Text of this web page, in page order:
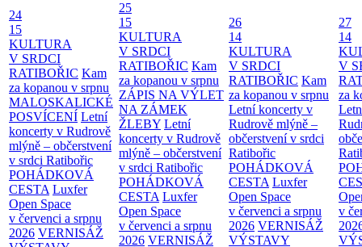
24
15
KULTURA
V SRDCI
RATIBOŘIC Kam
za kopanou v srpnu
MALOSKALICKÉ
POSVÍCENÍ Letní
koncerty v Rudrově
mlýně – občerstvení
v srdci Ratibořic
POHÁDKOVÁ
CESTA Luxfer
Open Space
v červenci a srpnu
2026 VERNISÁŽ
25
15
KULTURA
V SRDCI
RATIBOŘIC Kam
za kopanou v srpnu
ZÁPIS NA VÝLET
NA ZÁMEK
ŽLEBY Letní
koncerty v Rudrově
mlýně – občerstvení
v srdci Ratibořic
POHÁDKOVÁ
CESTA Luxfer
Open Space
v červenci a srpnu
2026 VERNISÁŽ
26
14
KULTURA
V SRDCI
RATIBOŘIC Kam
za kopanou v srpnu
Letní koncerty v
Rudrově mlýně –
občerstvení v srdci
Ratibořic
POHÁDKOVÁ
CESTA Luxfer
Open Space
v červenci a srpnu
2026 VERNISÁŽ
VÝSTAVY
27
14
V
za
v